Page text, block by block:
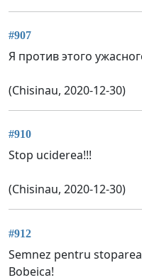
#907
Я против этого
(Chisinau, 2020-12-30)
#910
Stop uciderea!!!
(Chisinau, 2020-12-30)
#912
Semnez pentru
Bobeica!